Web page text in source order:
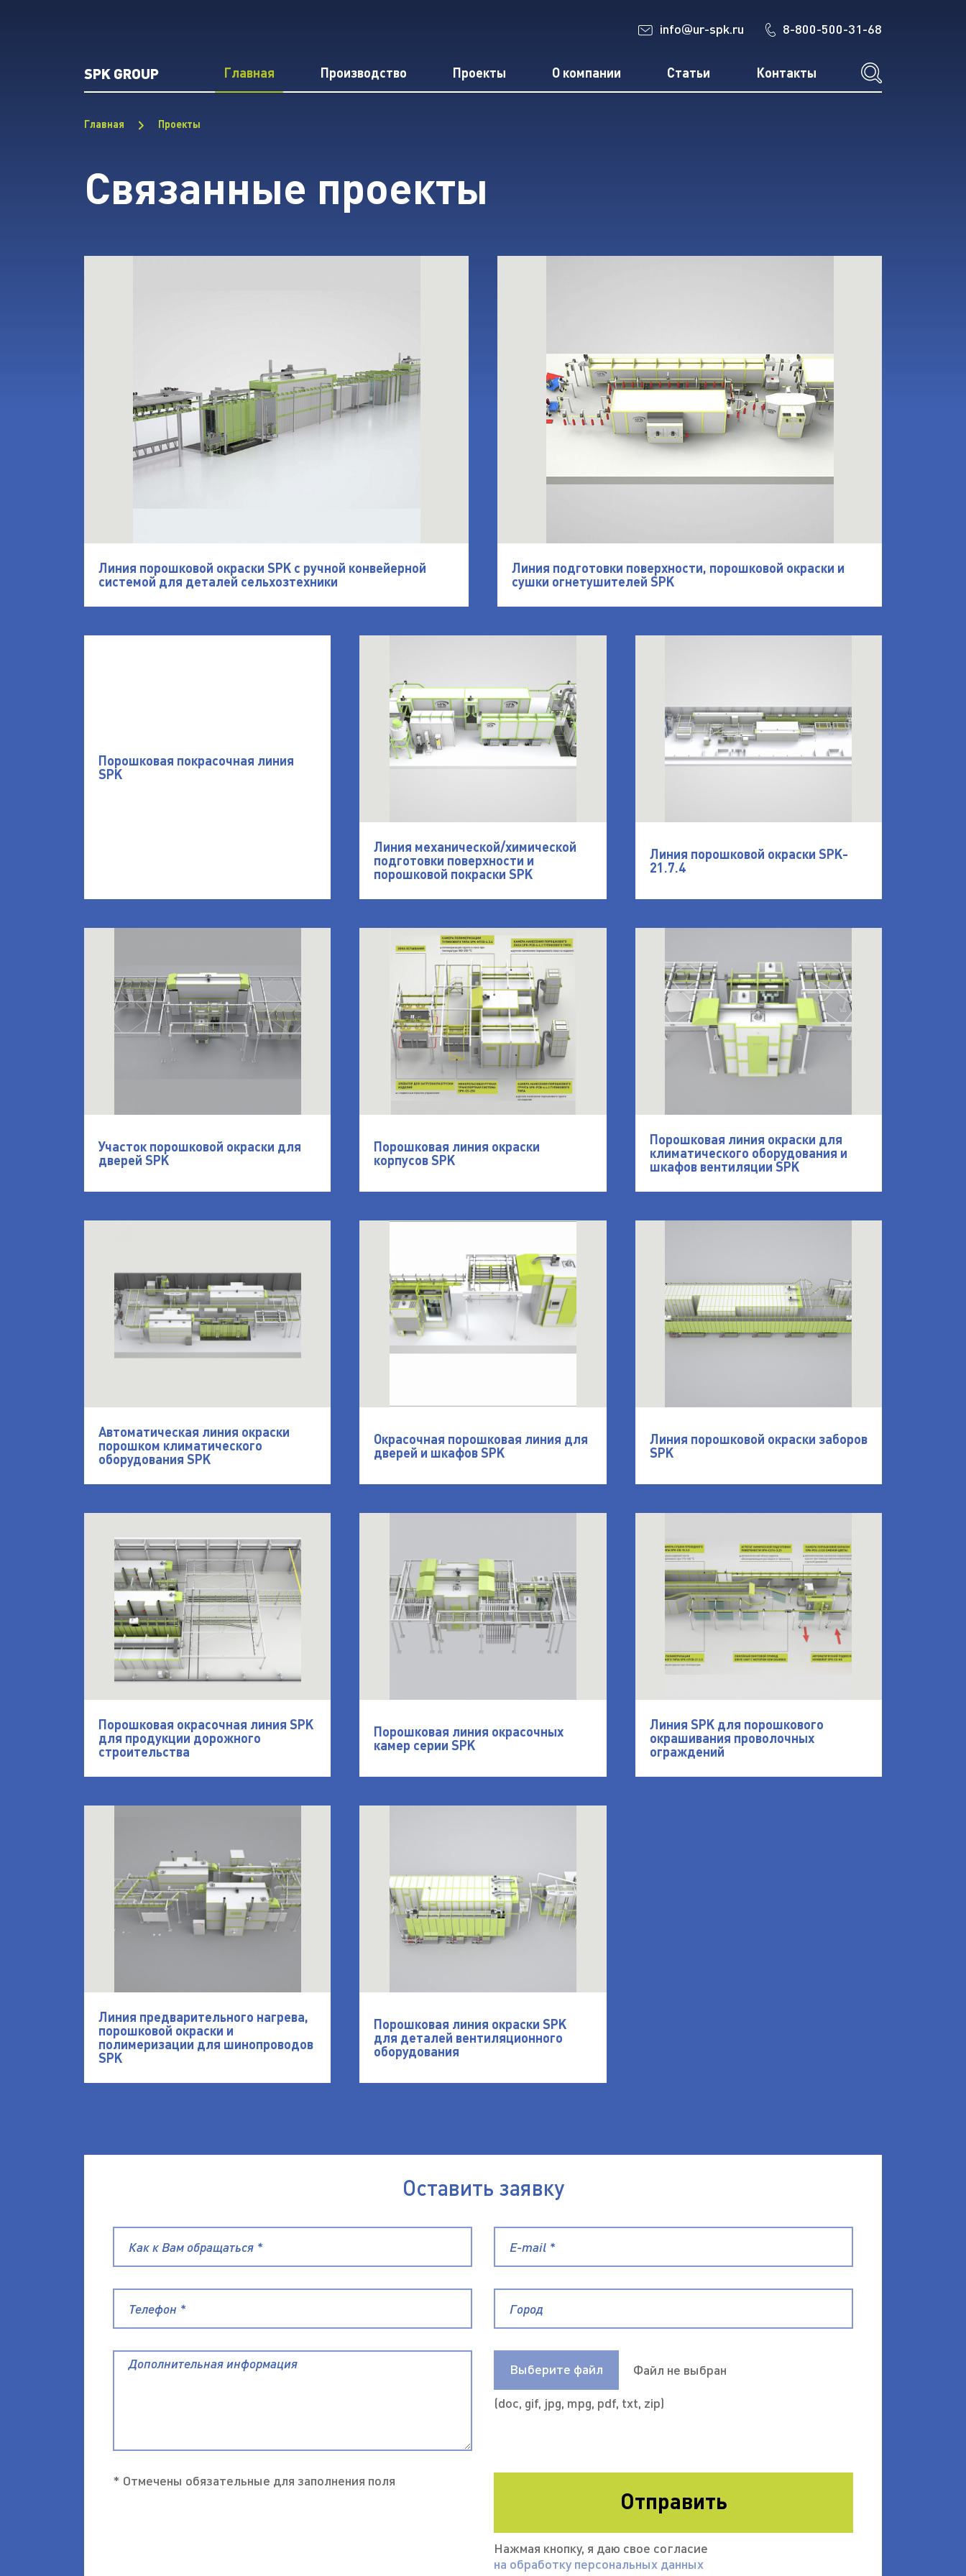
info@ur-spk.ru 8-800-500-31-68
SPK GROUP Главная Производство Проекты О компании Статьи Контакты
Главная Проекты
Связанные проекты
Линия порошковой окраски SPK с ручной конвейерной
системой для деталей сельхозтехники
Линия подготовки поверхности, порошковой окраски и
сушки огнетушителей SPK
Порошковая покрасочная линия
SPK
Линия механической/химической
подготовки поверхности и
порошковой покраски SPK
Линия порошковой окраски SPK-
21.7.4
Участок порошковой окраски для
дверей SPK
открыть Порошковая линия окраски корпусов SPK
Порошковая линия окраски
корпусов SPK
Порошковая линия окраски для
климатического оборудования и
шкафов вентиляции SPK
открыть Автоматическая линия окраски порошком климатического оборудования SPK
Автоматическая линия окраски
порошком климатического
оборудования SPK
открыть Окрасочная порошковая линия для дверей и шкафов SPK
Окрасочная порошковая линия для
дверей и шкафов SPK
Линия порошковой окраски заборов
SPK
Порошковая окрасочная линия SPK
для продукции дорожного
строительства
Порошковая линия окрасочных
камер серии SPK
Линия SPK для порошкового
окрашивания проволочных
ограждений
Линия предварительного нагрева,
порошковой окраски и
полимеризации для шинопроводов
SPK
Порошковая линия окраски SPK
для деталей вентиляционного
оборудования
Оставить заявку
Выберите файл Файл не выбран
(doc, gif, jpg, mpg, pdf, txt, zip)
* Отмечены обязательные для заполнения поля
Отправить
Нажмая кнопку, я даю свое согласие
на обработку персональных данных